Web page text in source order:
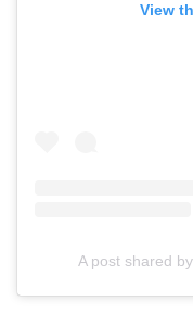
View
A post shared